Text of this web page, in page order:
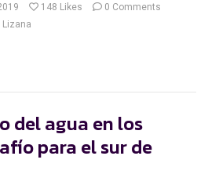
148 Likes
0 Comments
Lizana
del agua en los
para el sur de